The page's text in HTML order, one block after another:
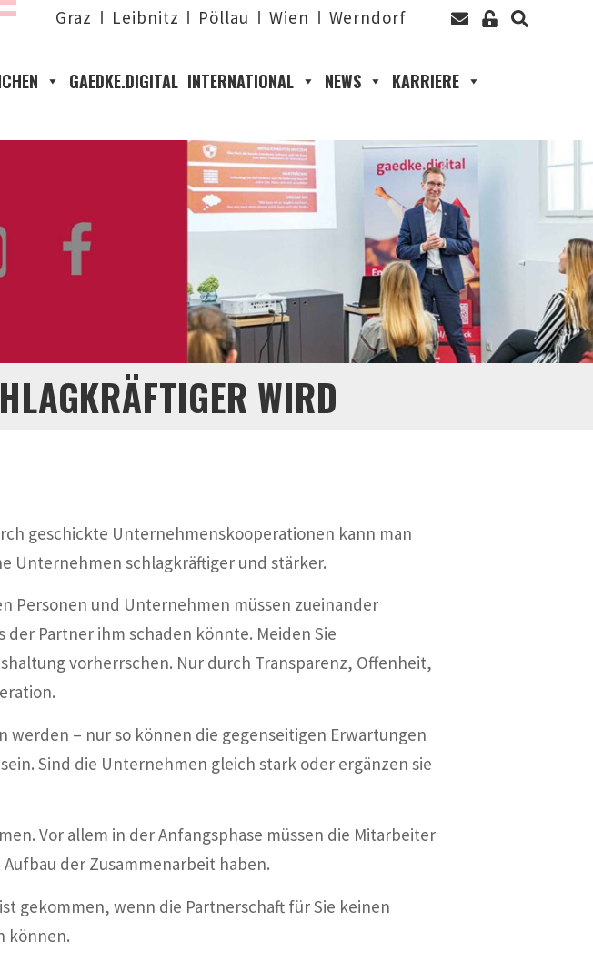
Graz Leibnitz Pöllau Wien Werndorf
GAEDKE.DIGITAL INTERNATIONAL NEWS KARRIERE
WIRD
geschickte Unternehmenskooperationen kann man
Unternehmen schlagkräftiger und stärker.
Personen und Unternehmen müssen zueinander
Partner ihm schaden könnte. Meiden Sie
vorherrschen. Nur durch Transparenz, Offenheit,
werden – nur so können die gegenseitigen Erwartungen
Sind die Unternehmen gleich stark oder ergänzen sie
Vor allem in der Anfangsphase müssen die Mitarbeiter
der Zusammenarbeit haben.
gekommen, wenn die Partnerschaft für Sie keinen
können.